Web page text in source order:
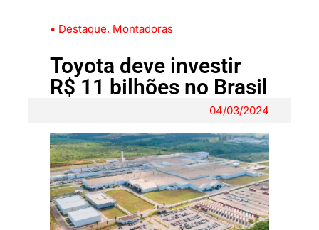
• Destaque, Montadoras
Toyota deve investir
R$ 11 bilhões no Brasil
04/03/2024